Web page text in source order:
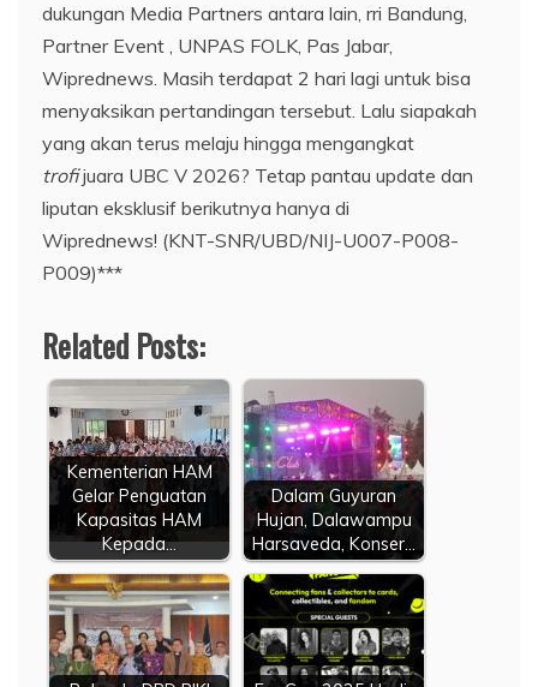
dukungan Media Partners antara lain, rri Bandung,
Partner Event , UNPAS FOLK, Pas Jabar,
Wiprednews. Masih terdapat 2 hari lagi untuk bisa
menyaksikan pertandingan tersebut. Lalu siapakah
yang akan terus melaju hingga mengangkat
trofijuara UBC V 2026? Tetap pantau update dan
liputan eksklusif berikutnya hanya di
Wiprednews! (KNT-SNR/UBD/NIJ-U007-P008-
P009)***
Related Posts:
Kementerian HAM
Gelar Penguatan
Kapasitas HAM
Kepada…
Dalam Guyuran
Hujan, Dalawampu
Harsaveda, Konser…